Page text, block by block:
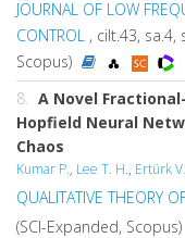
JOURNAL OF LOW
CONTROL , cilt.43, sa.4,
Scopus)
8. A Novel
Hopfield Neural
Chaos
Kumar P., Lee T. H., Ertürk
QUALITATIVE THEORY
(SCI-Expanded, Scopus)